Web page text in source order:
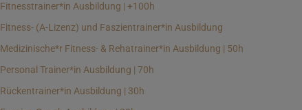
Fitnesstrainer*in Ausbildung | +100h
Fitness- (A-Lizenz) und Faszientrainer*in Ausbildung
Medizinische*r Fitness- & Rehatrainer*in Ausbildung | 50h
Personal Trainer*in Ausbildung | 70h
Rückentrainer*in Ausbildung | 30h